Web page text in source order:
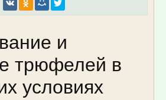
и
трюфелей в
условиях